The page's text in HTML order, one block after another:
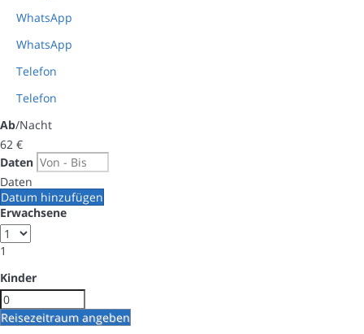
WhatsApp
WhatsApp
Telefon
Telefon
Ab/Nacht
62 €
Daten
Daten
Datum hinzufügen
Erwachsene
1
Kinder
Reisezeitraum angeben